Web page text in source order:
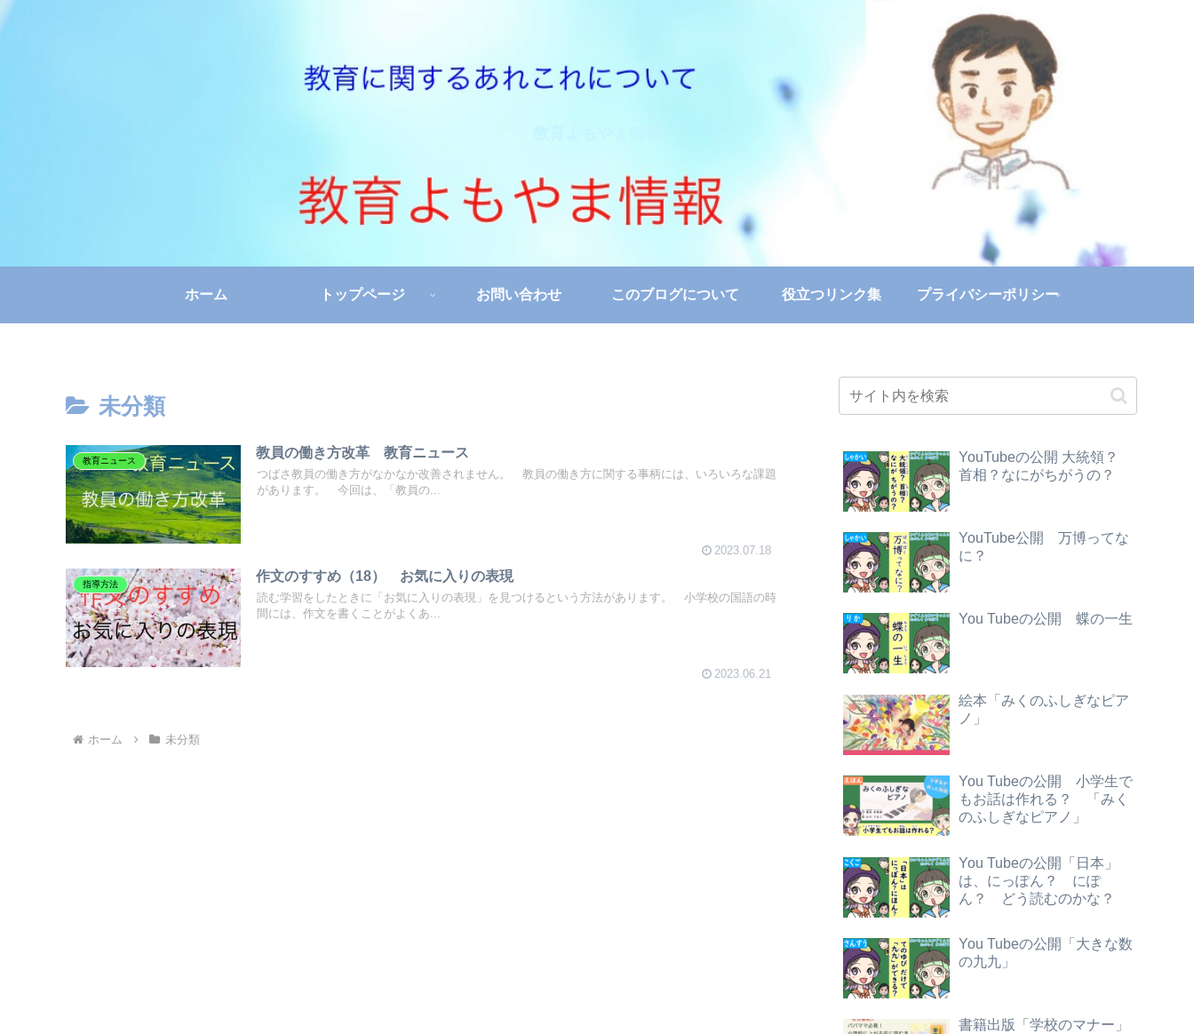
ホーム トップページ お問い合わせ このブログについて 役立つリンク集 プライバシーポリシー
未分類
教育ニュース
教員の働き方改革 教育ニュース
つばさ教員の働き方がなかなか改善されません。 教員の働き方に関する事柄には、いろいろな課題
があります。 今回は、「教員の...
2023.07.18
指導方法
作文のすすめ（18） お気に入りの表現
読む学習をしたときに「お気に入りの表現」を見つけるという方法があります。 小学校の国語の時
間には、作文を書くことがよくあ...
2023.06.21
ホーム 未分類
YouTubeの公開 大統領？
首相？なにがちがうの？
YouTube公開 万博ってな
に？
You Tubeの公開 蝶の一生
絵本「みくのふしぎなピア
ノ」
You Tubeの公開 小学生で
もお話は作れる？ 「みく
のふしぎなピアノ」
You Tubeの公開「日本」
は、にっぽん？ にぽ
ん？ どう読むのかな？
You Tubeの公開「大きな数
の九九」
書籍出版「学校のマナー」